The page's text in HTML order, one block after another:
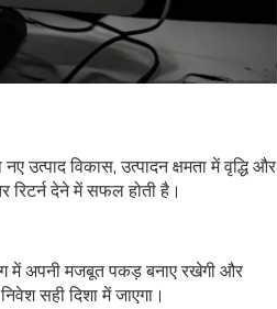
विकास, उत्पादन क्षमता में वृद्धि और
रिटर्न देने में सफल होती है।
में अपनी मजबूत पकड़ बनाए रखेगी और
सही दिशा में जाएगा।